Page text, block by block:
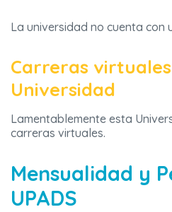
La universidad no cuenta con
Carreras
Universidad
Lamentablemente esta
carreras virtuales.
Mensualidad y
UPADS